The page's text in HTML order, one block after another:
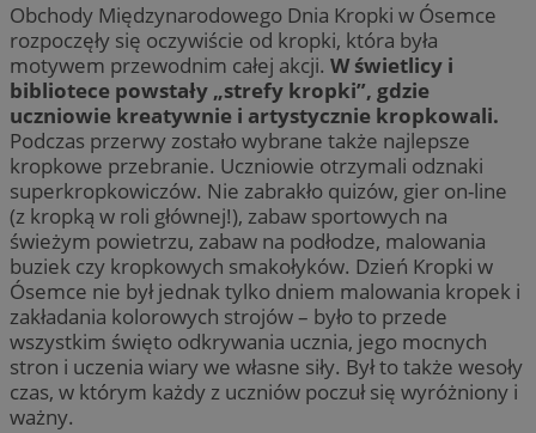
Obchody Międzynarodowego Dnia Kropki w Ósemce
rozpoczęły się oczywiście od kropki, która była
motywem przewodnim całej akcji. W świetlicy i
bibliotece powstały „strefy kropki”, gdzie
uczniowie kreatywnie i artystycznie kropkowali.
Podczas przerwy zostało wybrane także najlepsze
kropkowe przebranie. Uczniowie otrzymali odznaki
superkropkowiczów. Nie zabrakło quizów, gier on-line
(z kropką w roli głównej!), zabaw sportowych na
świeżym powietrzu, zabaw na podłodze, malowania
buziek czy kropkowych smakołyków. Dzień Kropki w
Ósemce nie był jednak tylko dniem malowania kropek i
zakładania kolorowych strojów – było to przede
wszystkim święto odkrywania ucznia, jego mocnych
stron i uczenia wiary we własne siły. Był to także wesoły
czas, w którym każdy z uczniów poczuł się wyróżniony i
ważny.